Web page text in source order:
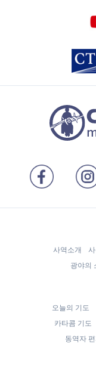
사역소개
광야의
오늘의 기도
카타콤 기도
동역자